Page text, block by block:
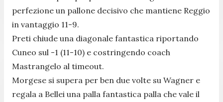
perfezione un pallone decisivo che mantiene Reggio
in vantaggio 11-9.
Preti chiude una diagonale fantastica riportando
Cuneo sul -1 (11-10) e costringendo coach
Mastrangelo al timeout.
Morgese si supera per ben due volte su Wagner e
regala a Bellei una palla fantastica palla che vale il